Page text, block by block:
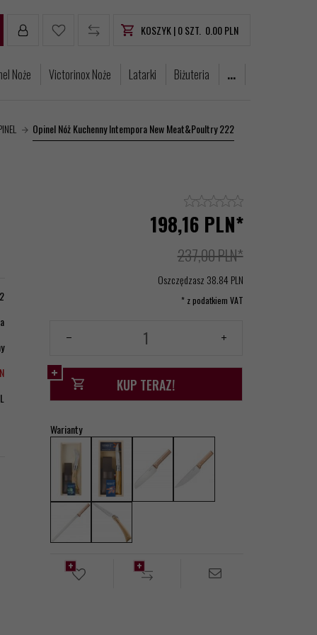
KOSZYK |0SZT. 0.00PLN
Noże Victorinox Noże Latarki Biżuteria ...
Opinel Nóż Kuchenny Intempora New Meat&Poultry 222
198,16 PLN*
237,00 PLN*
Oszczędzasz 38.84 PLN
* z podatkiem VAT
KUP TERAZ!
Warianty